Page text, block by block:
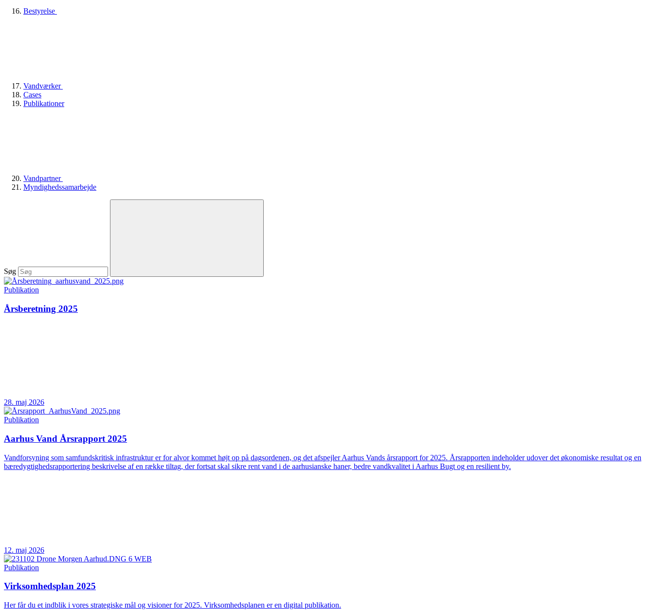
Bestyrelse
Vandværker
Cases
Publikationer
Vandpartner
Myndighedssamarbejde
Søg
Publikation
Årsberetning 2025
28. maj 2026
Publikation
Aarhus Vand Årsrapport 2025
Vandforsyning som samfundskritisk infrastruktur er for alvor kommet højt op på dagsordenen, og det afspejler Aarhus Vands årsrapport for 2025. Årsrapporten indeholder udover det økonomiske resultat og en
bæredygtighedsrapportering beskrivelse af en række tiltag, der fortsat skal sikre rent vand i de aarhusianske haner, bedre vandkvalitet i Aarhus Bugt og en resilient by.
12. maj 2026
Publikation
Virksomhedsplan 2025
Her får du et indblik i vores strategiske mål og visioner for 2025. Virksomhedsplanen er en digital publikation.